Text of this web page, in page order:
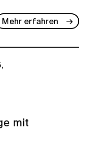
Mehr erfahren
mit